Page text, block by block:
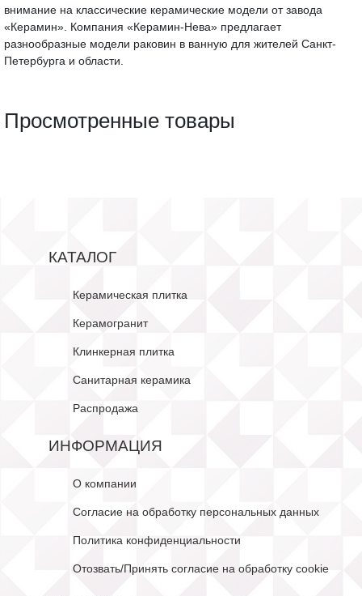
внимание на классические керамические модели от завода
«Керамин». Компания «Керамин-Нева» предлагает
разнообразные модели раковин в ванную для жителей Санкт-
Петербурга и области.
Просмотренные товары
КАТАЛОГ
Керамическая плитка
Керамогранит
Клинкерная плитка
Санитарная керамика
Распродажа
ИНФОРМАЦИЯ
О компании
Согласие на обработку персональных данных
Политика конфиденциальности
Отозвать/Принять согласие на обработку cookie